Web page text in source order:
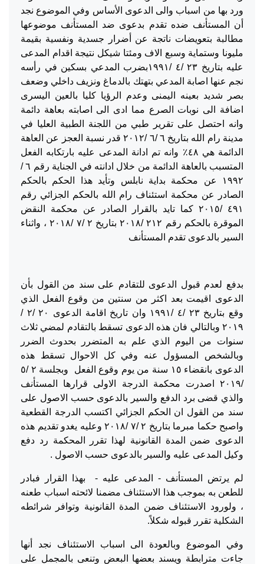
ورد بها من اسباب والى الدعوى الأساس وفي الموضوع نجد
أن المستأنف ضده تقدم بدعوى ضد المستأنف موضوعها
مطالبة بتعويضات ناتجة عن أضرار جسدية ونفسية بقيمة
مليونا وستماية وسبع الاف ومئتا شيكل نتيجة اقدام المدعى
عليه بتاريخ ٢٣ /٤ /١٩٩١بضرب المدعي بسكين في رأسه
نجم عنها اصابة المدعي بتهتك بالدماغ ونزيف داخلي وضعف
بصر شديد بعينه اليمنى وعدم الرؤيا كليا بالعين اليسرى
اضافة الى نوبات الصرع مما ادى الى اصابته بعاهة دائمة
وانه احتصل على تقرير طبي من اللجنة الطبية العليا في
مدينة رام الله بتاريخ ٦ /٦ /٢٠١٢ قدر نسبة العجز عن العاهة
الدائمة هي ٤٨٪ وانه تم ادانة المدعى عليه بارتكابه الفعل
المتسبب بالعاهة الدائمة من خلال ادانته في الجناية رقم ٦ /
١٩٩٢ عن محكمة بداية نابلس وتأيد هذا الحكم بالحكم
الصادر عن محكمة استئناف رام الله بالحكم الجزائي رقم
٤٩١ /٢٠١٥ كما تايد بالقرار الصادر عن محكمة النقض
الموقرة بالحكم رقم ٢١٢ /٢٠١٨ بتاريخ ٢ /٧ /٢٠١٨ ، واثناء
السير بالدعوى تقدم المستأنف
بدفع لعدم قبول الدعوى للتقادم على سند من القول بأن
الدعوى اقيمت بعد اكثر من سنتين من وقوع الفعل الذي
وقع بتاريخ ٢٣ /٤ /١٩٩١ وان تاريخ اقامة الدعوى ٢٠ /٢ /
٢٠١٩ وبالتالي فان هذه الدعوى تسقط بالتقادم لمضي ثلاث
سنوات من اليوم الذي علم به المتضرر بحدوث الضرر
وبالشخص المسؤول عنه وفي كل الاحوال تسقط هذه
الدعوى بانقضاء ١٥ سنة من يوم وقوع الفعل وبجلسة ٢ /٥
/٢٠١٩ اصدرت محكمة الدرجة الاولى قرارها المستأنف
والذي قضى برد الدفع والسير بالدعوى حسب الاصول على
سند من القول ان الحكم الجزائي اكتسب الدرجة القطعية
واصبح حكما مبرما بتاريخ ٢ /٧ /٢٠١٨ وعليه يغدو تقديم هذه
الدعوى ضمن المدة القانونية لهذا تقرر المحكمة رد دفع
وكيل المدعى عليه والسير بالدعوى حسب الاصول .
لم يرتض المستأنف - المدعى عليه - بهذا القرار فبادر
للطعن به بموجب هذا الاستئناف مضمنا لائحته اسباب طعنه
، ولورود الاستئناف ضمن المدة القانونية وتوافر شرائطه
الشكلية تقرر قبوله شكلاً.
وفي الموضوع وبالعودة الى اسباب الاستئناف نجد أنها
جاءت مترابطة ويسند بعضها البعض وتنعى بالمجمل على